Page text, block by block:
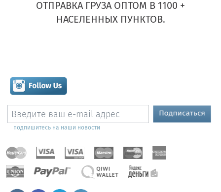
ОТПРАВКА ГРУЗА ОПТОМ В 1100 +
НАСЕЛЕННЫХ ПУНКТОВ.
подпишитесь на наши новости